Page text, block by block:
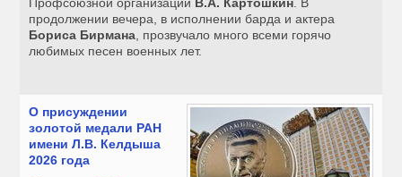
продолжении вечера, в исполнении барда и актера
Бориса Бирмана , прозвучало много всеми горячо
любимых песен военных лет.
О присуждении
золотой медали РАН
имени Л.В. Келдыша
2026 года